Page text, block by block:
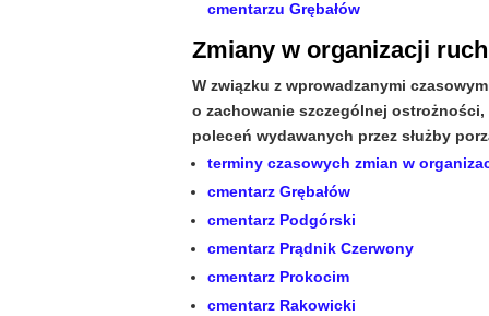
cmentarzu Grębałów
Zmiany w organizacji
W związku z wprowadzanymi
o zachowanie szczególnej
poleceń wydawanych przez służby
terminy czasowych zmian w
cmentarz Grębałów
cmentarz Podgórski
cmentarz Prądnik Czerwony
cmentarz Prokocim
cmentarz Rakowicki